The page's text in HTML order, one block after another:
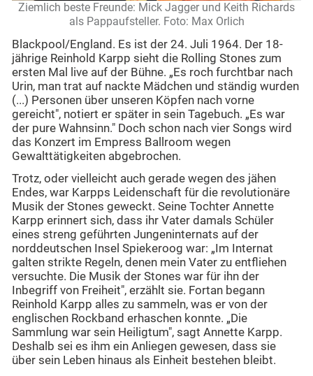
Ziemlich beste Freunde: Mick Jagger und Keith Richards
als Pappaufsteller. Foto: Max Orlich
Blackpool/England. Es ist der 24. Juli 1964. Der 18-
jährige Reinhold Karpp sieht die Rolling Stones zum
ersten Mal live auf der Bühne. „Es roch furchtbar nach
Urin, man trat auf nackte Mädchen und ständig wurden
(...) Personen über unseren Köpfen nach vorne
gereicht", notiert er später in sein Tagebuch. „Es war
der pure Wahnsinn." Doch schon nach vier Songs wird
das Konzert im Empress Ballroom wegen
Gewalttätigkeiten abgebrochen.
Trotz, oder vielleicht auch gerade wegen des jähen
Endes, war Karpps Leidenschaft für die revolutionäre
Musik der Stones geweckt. Seine Tochter Annette
Karpp erinnert sich, dass ihr Vater damals Schüler
eines streng geführten Jungeninternats auf der
norddeutschen Insel Spiekeroog war: „Im Internat
galten strikte Regeln, denen mein Vater zu entfliehen
versuchte. Die Musik der Stones war für ihn der
Inbegriff von Freiheit", erzählt sie. Fortan begann
Reinhold Karpp alles zu sammeln, was er von der
englischen Rockband erhaschen konnte. „Die
Sammlung war sein Heiligtum", sagt Annette Karpp.
Deshalb sei es ihm ein Anliegen gewesen, dass sie
über sein Leben hinaus als Einheit bestehen bleibt.